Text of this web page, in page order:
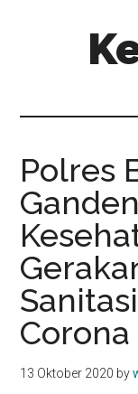
Polres
Corona
13 Oktober 2020 by